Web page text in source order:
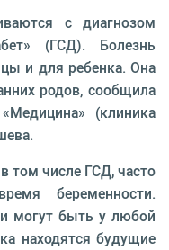
с диагнозом
(ГСД). Болезнь
и для ребенка. Она
родов, сообщила
(клиника
том числе ГСД, часто
беременности.
могут быть у любой
находятся будущие